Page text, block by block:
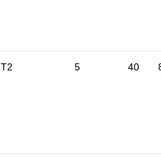
T2 5 40